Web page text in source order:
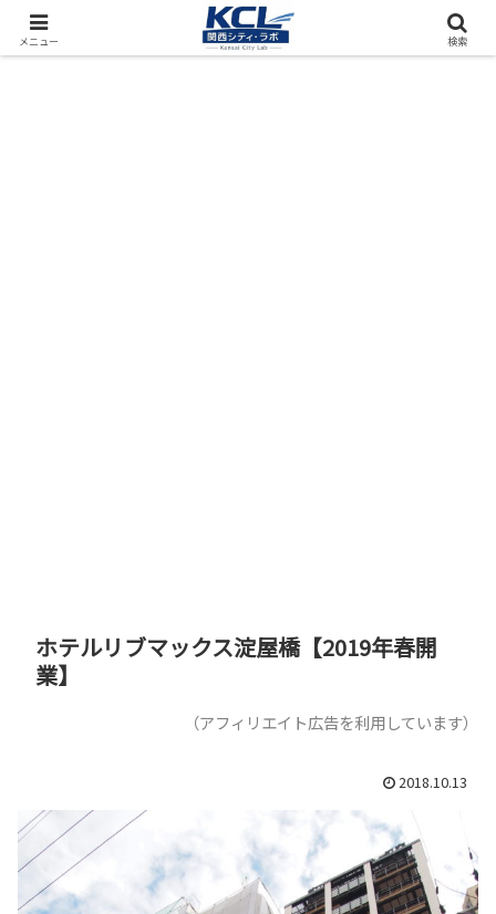
都市再開発をフィールド調査（累計アクセス数4000万PV）
ホテルリブマックス淀屋橋【2019年春開
業】
（アフィリエイト広告を利用しています）
2018.10.13
メニュー 検索